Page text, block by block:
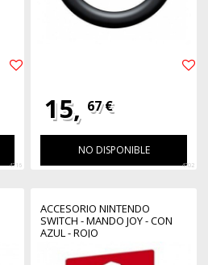
4716
15, 67 €
NO DISPONIBLE
4702
ACCESORIO NINTENDO
SWITCH - MANDO JOY - CON
AZUL - ROJO